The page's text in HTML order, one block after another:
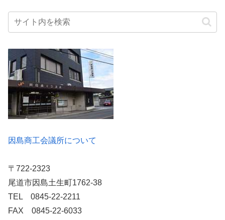
因島商工会議所について
〒722-2323
尾道市因島土生町1762-38
TEL 0845-22-2211
FAX 0845-22-6033